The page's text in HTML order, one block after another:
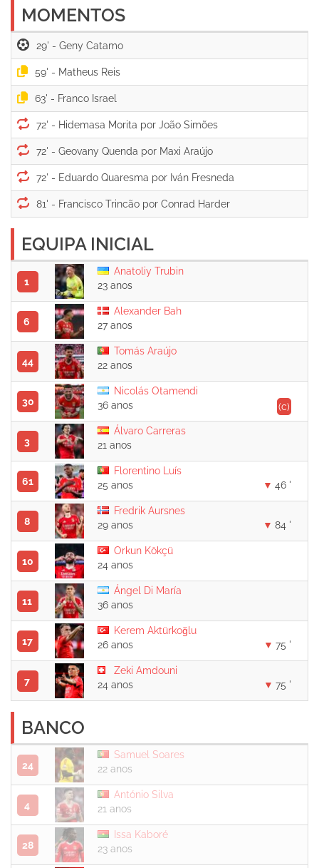
MOMENTOS
29' -
59' -
63' -
72' -
72' -
72' -
81' -
EQUIPA INICIAL
1
Anatoliy Trubin
23 anos
6
Alexander Bah
27 anos
44
Tomás Araújo
22 anos
30
Nicolás Otamendi
(c)
36 anos
3
Álvaro Carreras
21 anos
61
Florentino Luís
25 anos
46 '
8
Fredrik Aursnes
29 anos
84 '
10
Orkun Kökçü
24 anos
11
Ángel Di María
36 anos
17
Kerem Aktürkoğlu
26 anos
75 '
7
Zeki Amdouni
24 anos
75 '
BANCO
24
Samuel Soares
22 anos
4
António Silva
21 anos
28
Issa Kaboré
23 anos